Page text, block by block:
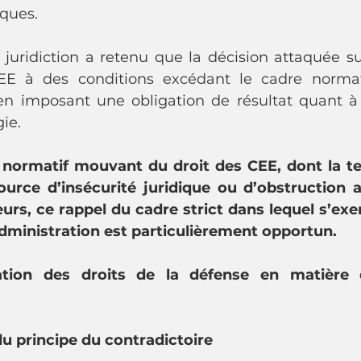
juridiction a retenu que la décision attaquée
à des conditions excédant le cadre
imposant une obligation de résultat quant
mouvant du droit des CEE, dont la
d’insécurité juridique ou d’obstruction
ce rappel du cadre strict dans lequel
est particulièrement opportun.
des droits de la défense en matière
principe du contradictoire